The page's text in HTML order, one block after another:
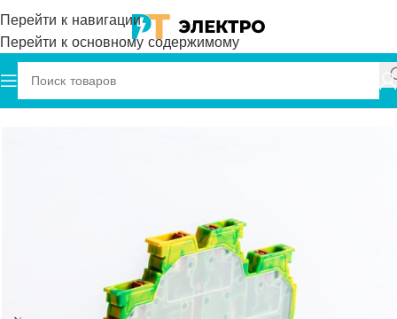
Перейти к навигации
Перейти к основному содержимому
Главная Onka Клеммы